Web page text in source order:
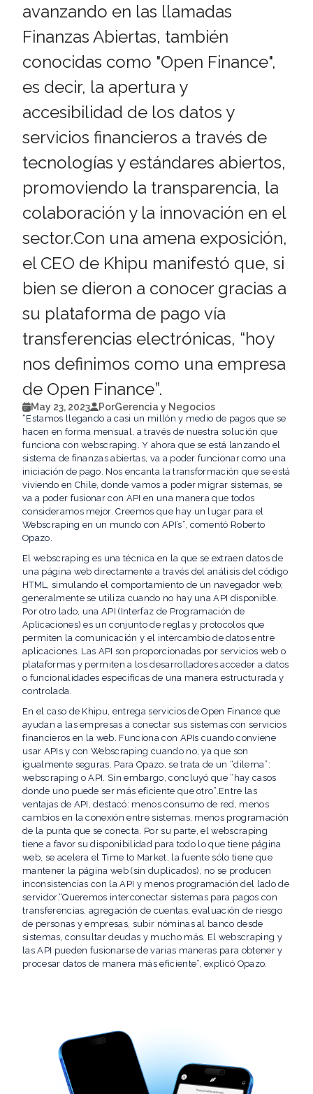
avanzando en las llamadas
Finanzas Abiertas, también
conocidas como "Open Finance",
es decir, la apertura y
accesibilidad de los datos y
servicios financieros a través de
tecnologías y estándares abiertos,
promoviendo la transparencia, la
colaboración y la innovación en el
sector.Con una amena exposición,
el CEO de Khipu manifestó que, si
bien se dieron a conocer gracias a
su plataforma de pago vía
transferencias electrónicas, “hoy
nos definimos como una empresa
de Open Finance”.
May 23, 2023 PorGerencia y Negocios
“Estamos llegando a casi un millón y medio de pagos que se
hacen en forma mensual, a través de nuestra solución que
funciona con webscraping. Y ahora que se está lanzando el
sistema de finanzas abiertas, va a poder funcionar como una
iniciación de pago. Nos encanta la transformación que se está
viviendo en Chile, donde vamos a poder migrar sistemas, se
va a poder fusionar con API en una manera que todos
consideramos mejor. Creemos que hay un lugar para el
Webscraping en un mundo con API’s”, comentó Roberto
Opazo.
El webscraping es una técnica en la que se extraen datos de
una página web directamente a través del análisis del código
HTML, simulando el comportamiento de un navegador web;
generalmente se utiliza cuando no hay una API disponible.
Por otro lado, una API (Interfaz de Programación de
Aplicaciones) es un conjunto de reglas y protocolos que
permiten la comunicación y el intercambio de datos entre
aplicaciones. Las API son proporcionadas por servicios web o
plataformas y permiten a los desarrolladores acceder a datos
o funcionalidades específicas de una manera estructurada y
controlada.
En el caso de Khipu, entrega servicios de Open Finance que
ayudan a las empresas a conectar sus sistemas con servicios
financieros en la web. Funciona con APIs cuando conviene
usar APIs y con Webscraping cuando no, ya que son
igualmente seguras. Para Opazo, se trata de un “dilema”:
webscraping o API. Sin embargo, concluyó que “hay casos
donde uno puede ser más eficiente que otro”.Entre las
ventajas de API, destacó: menos consumo de red, menos
cambios en la conexión entre sistemas, menos programación
de la punta que se conecta. Por su parte, el webscraping
tiene a favor su disponibilidad para todo lo que tiene página
web, se acelera el Time to Market, la fuente sólo tiene que
mantener la página web (sin duplicados), no se producen
inconsistencias con la API y menos programación del lado de
servidor.“Queremos interconectar sistemas para pagos con
transferencias, agregación de cuentas, evaluación de riesgo
de personas y empresas, subir nóminas al banco desde
sistemas, consultar deudas y mucho más. El webscraping y
las API pueden fusionarse de varias maneras para obtener y
procesar datos de manera más eficiente”, explicó Opazo.